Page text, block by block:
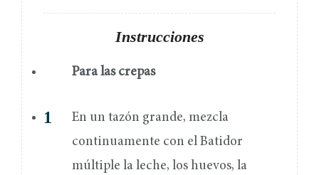
Instrucciones
Para las crepas
En un tazón grande, mezcla
continuamente con el Batidor
múltiple la leche, los huevos, la